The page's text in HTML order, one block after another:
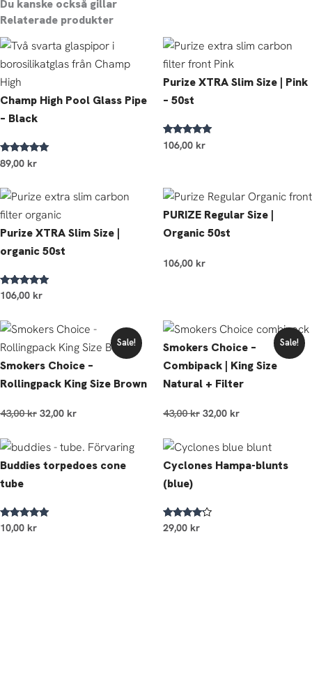
Du kanske också gillar
Relaterade produkter
Champ High Pool Glass Pipe
– Black
Betygsatt
4.83
89,00 kr
Purize XTRA Slim Size | Pink
– 50st
Betygsatt
5.00
106,00 kr
Purize XTRA Slim Size |
organic 50st
Betygsatt
5.00
106,00 kr
PURIZE Regular Size |
Organic 50st
106,00 kr
Sale!
Smokers Choice –
Rollingpack King Size Brown
43,00kr
Det
priset
var:
32,00 kr
Det
nuvarande
priset
är:
Sale!
Smokers Choice –
Combipack | King Size
Natural + Filter
43,00kr
Det
priset
var:
43,00 kr.
32,00 kr
Det
nuvarande
priset
är:
Buddies torpedoes cone
tube
Betygsatt
4.80
10,00 kr
Cyclones Hampa-blunts
(blue)
Betygsatt
4.00
29,00 kr